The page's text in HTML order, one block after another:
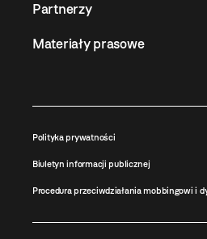
Partnerzy
Materiały prasowe
Polityka prywatności
Biuletyn informacji publicznej
Procedura przeciwdziałania mobbingowi i